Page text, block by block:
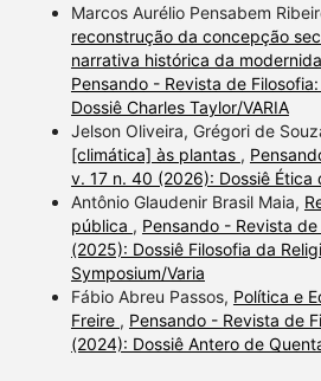
Marcos Aurélio Pensabem
reconstrução da concepção
narrativa histórica da
Pensando - Revista de
Dossiê Charles Taylor/VARIA
Jelson Oliveira, Grégori de
[climática] às plantas ,
v. 17 n. 40 (2026): Dossiê Ética
Antônio Glaudenir Brasil Maia,
pública , Pensando - Revista
(2025): Dossiê Filosofia da
Symposium/Varia
Fábio Abreu Passos, Política e
Freire , Pensando - Revista de
(2024): Dossiê Antero de